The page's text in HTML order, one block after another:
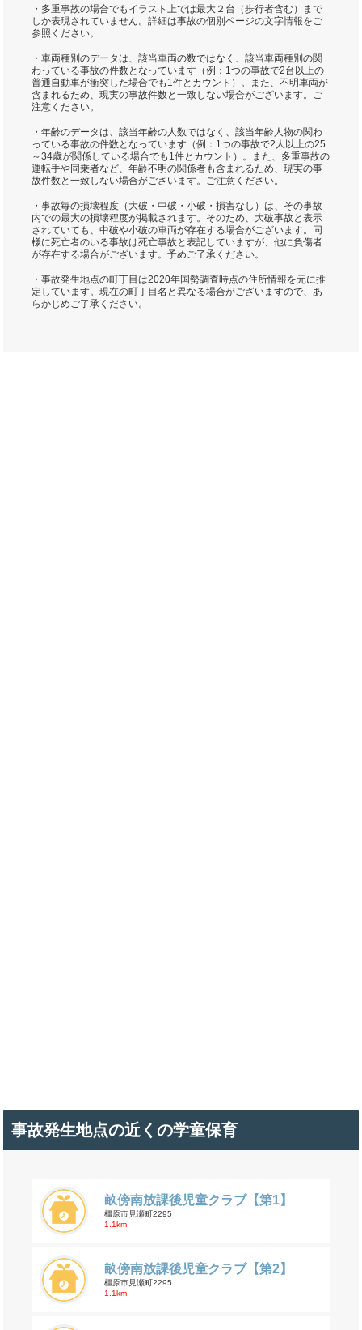
・多重事故の場合でもイラスト上では最大２台（歩行者含む）まで
しか表現されていません。詳細は事故の個別ページの文字情報をご
参照ください。
・車両種別のデータは、該当車両の数ではなく、該当車両種別の関
わっている事故の件数となっています（例：1つの事故で2台以上の
普通自動車が衝突した場合でも1件とカウント）。また、不明車両が
含まれるため、現実の事故件数と一致しない場合がございます。ご
注意ください。
・年齢のデータは、該当年齢の人数ではなく、該当年齢人物の関わ
っている事故の件数となっています（例：1つの事故で2人以上の25
～34歳が関係している場合でも1件とカウント）。また、多重事故の
運転手や同乗者など、年齢不明の関係者も含まれるため、現実の事
故件数と一致しない場合がございます。ご注意ください。
・事故毎の損壊程度（大破・中破・小破・損害なし）は、その事故
内での最大の損壊程度が掲載されます。そのため、大破事故と表示
されていても、中破や小破の車両が存在する場合がございます。同
様に死亡者のいる事故は死亡事故と表記していますが、他に負傷者
が存在する場合がございます。予めご了承ください。
・事故発生地点の町丁目は2020年国勢調査時点の住所情報を元に推
定しています。現在の町丁目名と異なる場合がございますので、あ
らかじめご了承ください。
事故発生地点の近くの学童保育
畝傍南放課後児童クラブ【第1】
橿原市見瀬町2295
1.1km
畝傍南放課後児童クラブ【第2】
橿原市見瀬町2295
1.1km